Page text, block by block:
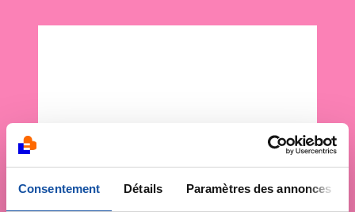
Consentement Détails Paramètres des annonces